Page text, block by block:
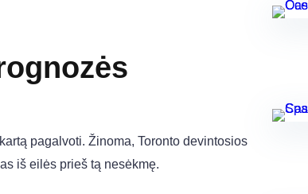
pagalvoti. Žinoma, Toronto devintosios
iš eilės prieš tą nesėkmę.